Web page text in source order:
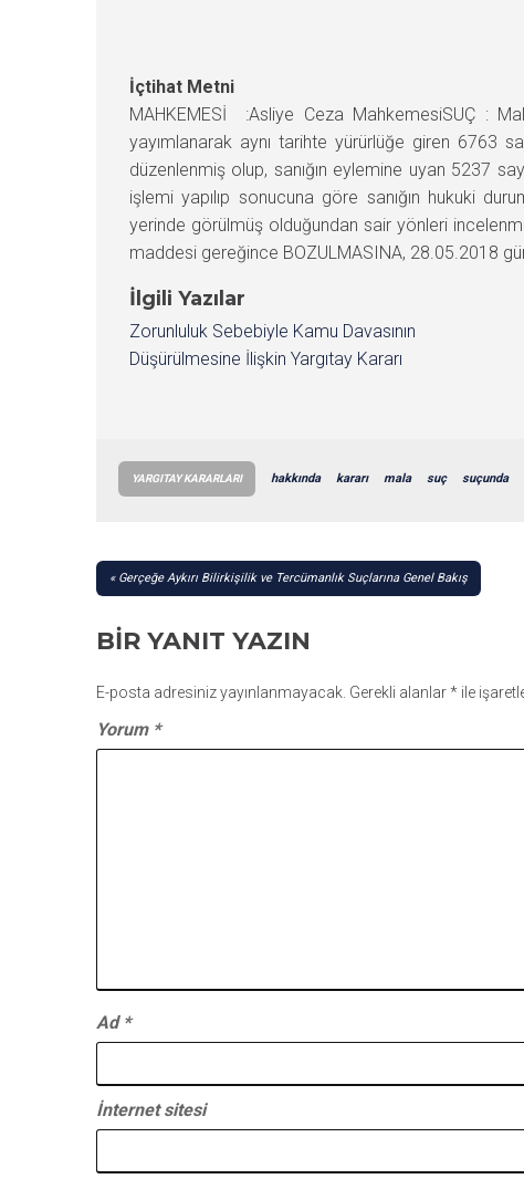
İçtihat Metni
MAHKEMESİ :Asliye Ceza MahkemesiSUÇ :
yayımlanarak aynı tarihte yürürlüğe giren 6763
düzenlenmiş olup, sanığın eylemine uyan 5237
işlemi yapılıp sonucuna göre sanığın hukuki
yerinde görülmüş olduğundan sair yönleri
maddesi gereğince BOZULMASINA, 28.05.2018
İlgili Yazılar
Zorunluluk Sebebiyle Kamu Davasının
Düşürülmesine İlişkin Yargıtay Kararı
YARGITAY KARARLARI hakkında kararı mala suç suçunda
YAZI
Gerçeğe Aykırı Bilirkişilik ve Tercümanlık Suçlarına Genel Bakış
BIR YANIT YAZIN
E-posta adresiniz yayınlanmayacak. Gerekli alanlar* ile
Yorum *
Ad *
İnternet sitesi